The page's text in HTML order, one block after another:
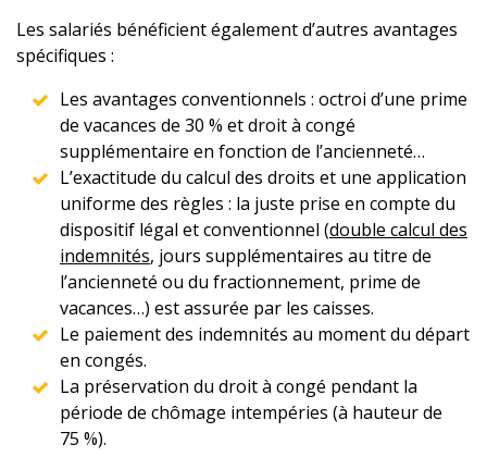
Les salariés bénéficient également d’autres avantages
spécifiques :
Les avantages conventionnels : octroi d’une prime
de vacances de 30 % et droit à congé
supplémentaire en fonction de l’ancienneté…
L’exactitude du calcul des droits et une application
uniforme des règles : la juste prise en compte du
dispositif légal et conventionnel (double calcul des
indemnités, jours supplémentaires au titre de
l’ancienneté ou du fractionnement, prime de
vacances…) est assurée par les caisses.
Le paiement des indemnités au moment du départ
en congés.
La préservation du droit à congé pendant la
période de chômage intempéries (à hauteur de
75 %).